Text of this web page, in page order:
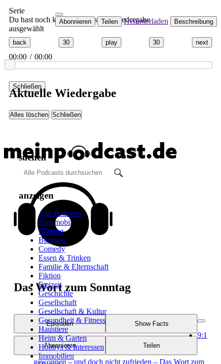
Serie
Du hast noch keinen Podcast zur Wiedergabe
ausgewählt
back 30 play 30 next
00:00 / 00:00
Abonnieren Teilen Herunterladen Beschreibung
Schließen
Aktuelle Wiedergabe
Alles löschen Schließen
suchen
anzeigen
Alle Podcasts
Automobil
Bildung
Business
Comedy
Essen & Trinken
Familie & Elternschaft
Fiktion
Freizeit
Geschichte
Gesellschaft
Gesellschaft & Kultur
Gesundheit & Fitness
Haustiere
Heim & Garten
Hobbys & Interessen
Immobilien
Das Wort zum Sonntag
Episoden Show Facts
Abonnieren Teilen
9:1
gewonnen – und doch nicht zufrieden – Das Wort zum